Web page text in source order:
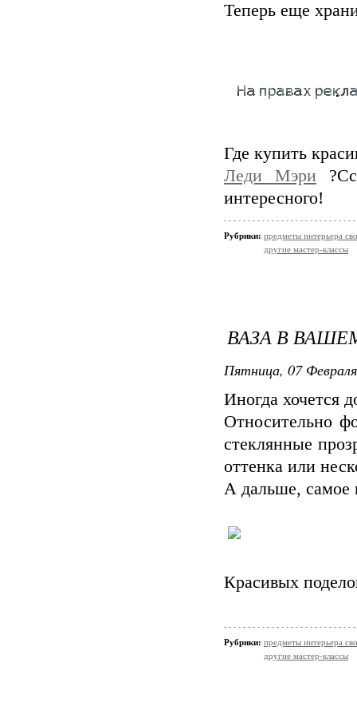
Теперь еще
Где купить
Леди Мэри
интересного!
Рубрики: предметы интерьера
другие мастер-классы
ВАЗА В
Пятница, 07
Иногда хочется
Относительно
стеклянные
оттенка или
А дальше, самое
Красивых
Рубрики: предметы интерьера
другие мастер-классы